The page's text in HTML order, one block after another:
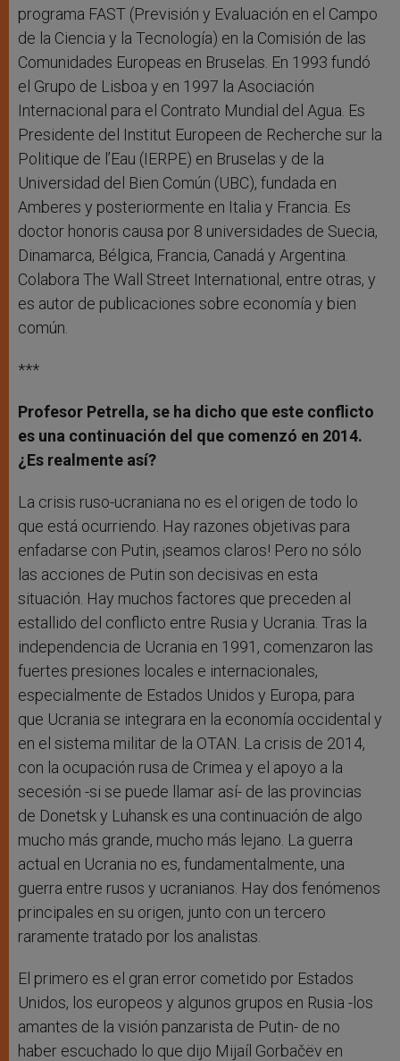
programa FAST (Previsión y Evaluación en el Campo
de la Ciencia y la Tecnología) en la Comisión de las
Comunidades Europeas en Bruselas. En 1993 fundó
el Grupo de Lisboa y en 1997 la Asociación
Internacional para el Contrato Mundial del Agua. Es
Presidente del Institut Europeen de Recherche sur la
Politique de l’Eau (IERPE) en Bruselas y de la
Universidad del Bien Común (UBC), fundada en
Amberes y posteriormente en Italia y Francia. Es
doctor honoris causa por 8 universidades de Suecia,
Dinamarca, Bélgica, Francia, Canadá y Argentina.
Colabora The Wall Street International, entre otras, y
es autor de publicaciones sobre economía y bien
común.
***
Profesor Petrella, se ha dicho que este conflicto
es una continuación del que comenzó en 2014.
¿Es realmente así?
La crisis ruso-ucraniana no es el origen de todo lo
que está ocurriendo. Hay razones objetivas para
enfadarse con Putin, ¡seamos claros! Pero no sólo
las acciones de Putin son decisivas en esta
situación. Hay muchos factores que preceden al
estallido del conflicto entre Rusia y Ucrania. Tras la
independencia de Ucrania en 1991, comenzaron las
fuertes presiones locales e internacionales,
especialmente de Estados Unidos y Europa, para
que Ucrania se integrara en la economía occidental y
en el sistema militar de la OTAN. La crisis de 2014,
con la ocupación rusa de Crimea y el apoyo a la
secesión -si se puede llamar así- de las provincias
de Donetsk y Luhansk es una continuación de algo
mucho más grande, mucho más lejano. La guerra
actual en Ucrania no es, fundamentalmente, una
guerra entre rusos y ucranianos. Hay dos fenómenos
principales en su origen, junto con un tercero
raramente tratado por los analistas.
El primero es el gran error cometido por Estados
Unidos, los europeos y algunos grupos en Rusia -los
amantes de la visión panzarista de Putin- de no
haber escuchado lo que dijo Mijaíl Gorbačëv en